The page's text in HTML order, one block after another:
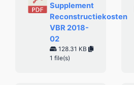
Supplement
Reconstructiekosten
VBR 2018-
02
128.31 KB
1 file(s)